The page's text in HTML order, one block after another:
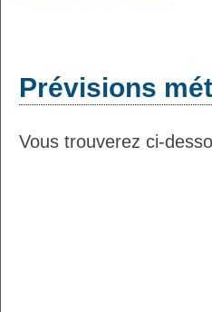
Prévisions
Vous trouverez ci-